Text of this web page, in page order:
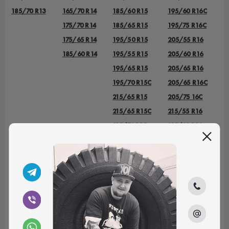
185/70 R13
165/70 R14
175/70 R14
175/65 R14
185/60 R14
185/60 R15
185/65 R15
195/50 R15
195/55 R15
195/65 R15
195/70 R15C
215/65 R15
215/65 R15C
215/70 R15
225/70 R15C
235/75 R15
195/60 R16C
195/75 R16C
205/55 R16
205/60 R16
205/65 R16
205/65 R16C
205/75 16C
215/55 R16
215/60 R16
215/70 R16
225/55 R16
225/70 R16
225/75 R16
225/75 R16С